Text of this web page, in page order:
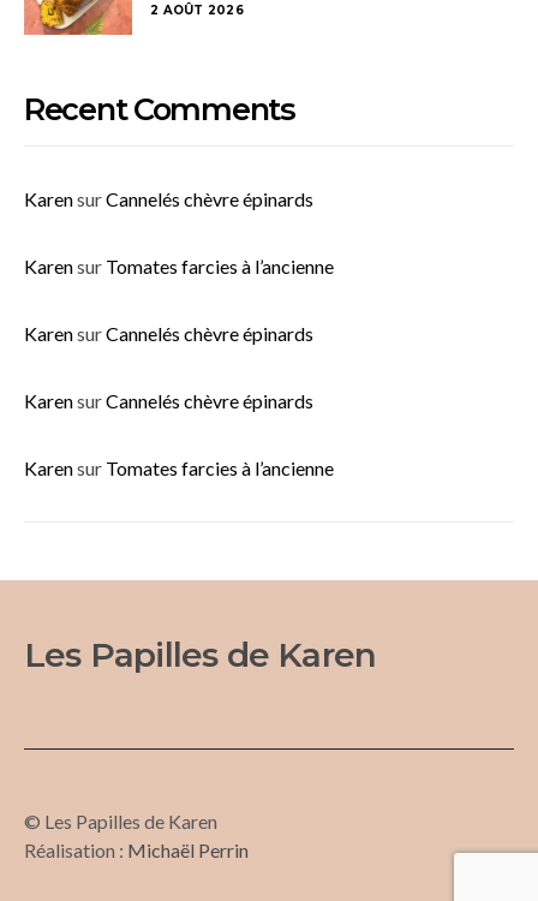
2 AOÛT 2026
Recent Comments
KarensurCannelés chèvre épinards
Karensur Tomates farcies à l’ancienne
KarensurCannelés chèvre épinards
KarensurCannelés chèvre épinards
Karensur Tomates farcies à l’ancienne
Les Papilles de Karen
© Les Papilles de Karen
Réalisation : Michaël Perrin